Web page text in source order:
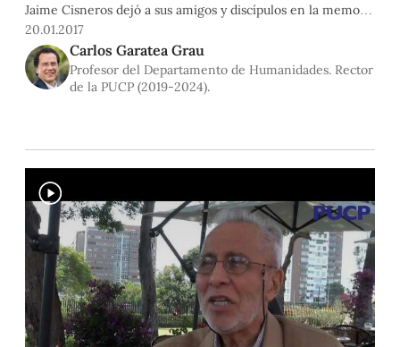
Jaime Cisneros dejó a sus amigos y discípulos en la memoria
y en el corazón. Quienes tuvimos la suerte y el privilegio de
conocerlo sabemos bien que no hay exageración en ello. De
Luis Jaime
20.01.2017
Carlos Garatea Grau
Profesor del Departamento de Humanidades. Rector
de la PUCP (2019-2024).